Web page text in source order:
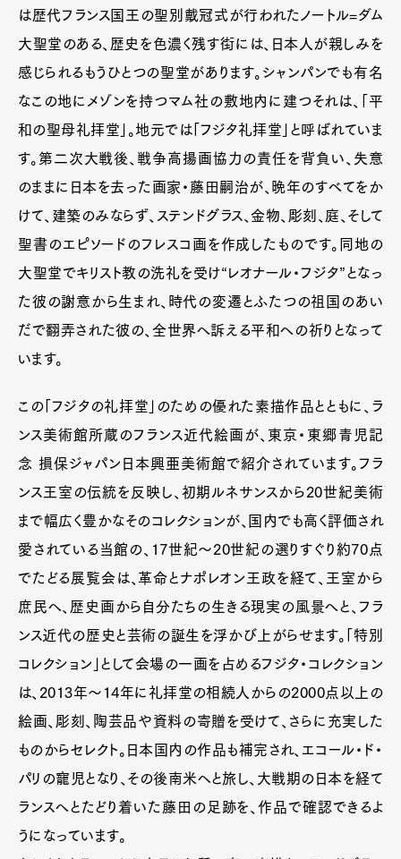
は歴代フランス国王の聖別戴冠式が行われたノートル=ダム
大聖堂のある、歴史を色濃く残す街には、日本人が親しみを
感じられるもうひとつの聖堂があります。シャンパンでも有名
なこの地にメゾンを持つマム社の敷地内に建つそれは、「平
和の聖母礼拝堂」。地元では「フジタ礼拝堂」と呼ばれていま
す。第二次大戦後、戦争高揚画協力の責任を背負い、失意
のままに日本を去った画家・藤田嗣治が、晩年のすべてをか
けて、建築のみならず、ステンドグラス、金物、彫刻、庭、そして
聖書のエピソードのフレスコ画を作成したものです。同地の
大聖堂でキリスト教の洗礼を受け“レオナール・フジタ”となっ
た彼の謝意から生まれ、時代の変遷とふたつの祖国のあい
だで翻弄された彼の、全世界へ訴える平和への祈りとなって
います。
この「フジタの礼拝堂」のための優れた素描作品とともに、ラ
ンス美術館所蔵のフランス近代絵画が、東京・東郷青児記
念 損保ジャパン日本興亜美術館で紹介されています。フラ
ンス王室の伝統を反映し、初期ルネサンスから20世紀美術
まで幅広く豊かなそのコレクションが、国内でも高く評価され
愛されている当館の、17世紀～20世紀の選りすぐり約70点
でたどる展覧会は、革命とナポレオン王政を経て、王室から
庶民へ、歴史画から自分たちの生きる現実の風景へと、フラ
ンス近代の歴史と芸術の誕生を浮かび上がらせます。「特別
コレクション」として会場の一画を占めるフジタ・コレクション
は、2013年～14年に礼拝堂の相続人からの2000点以上の
絵画、彫刻、陶芸品や資料の寄贈を受けて、さらに充実した
ものからセレクト。日本国内の作品も補完され、エコール・ド・
パリの寵児となり、その後南米へと旅し、大戦期の日本を経て
ランスへとたどり着いた藤田の足跡を、作品で確認できるよ
うになっています。